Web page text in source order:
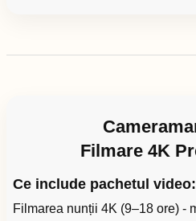
Filmare 4K
Ce include pachetul video:
Filmarea nunții 4K (9–18 ore) -